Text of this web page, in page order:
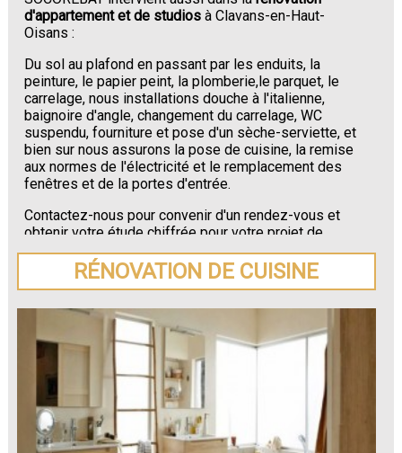
d'appartement et de studios à Clavans-en-Haut-
Oisans :
Du sol au plafond en passant par les enduits, la
peinture, le papier peint, la plomberie,le parquet, le
carrelage, nous installations douche à l'italienne,
baignoire d'angle, changement du carrelage, WC
suspendu, fourniture et pose d'un sèche-serviette, et
bien sur nous assurons la pose de cuisine, la remise
aux normes de l'électricité et le remplacement des
fenêtres et de la portes d'entrée.
Contactez-nous pour convenir d'un rendez-vous et
obtenir votre étude chiffrée pour votre projet de
rénovation de maison ou d'appartement près de
Clavans-en-Haut-Oisans.
RÉNOVATION DE CUISINE